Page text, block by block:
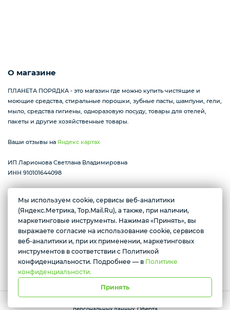
О магазине
ПЛАНЕТА ПОРЯДКА - это магазин где можно купить чистящие и
моющие средства, стиральные порошки, зубные пасты, шампуни, гели,
мыло, средства гигиены, одноразовую посуду, товары для отелей,
пакеты и другие хозяйственные товары.
Ваши отзывы на Яндекс картах
ИП Ларионова Светлана Владимировна
ИНН 910101644098
Республика Крым г. Алушта ул. Виноградная 32
пн-вс с 07:30 до 17:00
Условия доставки
Мы используем cookie, сервисы веб-аналитики
(Яндекс.Метрика, Top.Mail.Ru), а также, при наличии,
маркетинговые инструменты. Нажимая «Принять», вы
выражаете согласие на использование cookie, сервисов
веб-аналитики и, при их применении, маркетинговых
инструментов в соответствии с Политикой
конфиденциальности. Подробнее — в Политике
конфиденциальности.
Принять
Желаете подозвать сотрудника
Нет